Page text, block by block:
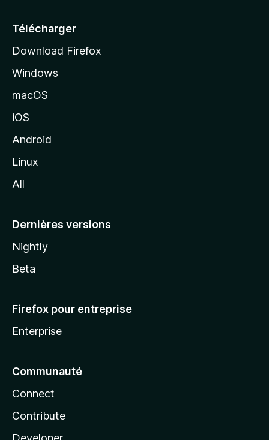
c
e
-
r
o
e
l
d
o
z
l
Télécharger
Download Firefox
Windows
macOS
iOS
Android
Linux
All
Dernières versions
Nightly
Beta
Firefox pour entreprise
Enterprise
Communauté
Connect
Contribute